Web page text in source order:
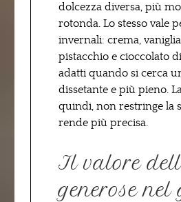
dolcezza diversa, più
rotonda. Lo stesso vale
invernali: crema,
pistacchio e cioccolato
adatti quando si cerca
dissetante e più pieno.
quindi, non restringe la
rende più precisa.
Il valore
generose nel